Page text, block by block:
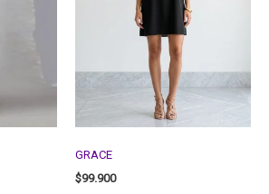
GRACE
$99.900